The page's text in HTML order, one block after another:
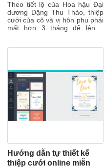
Theo tiết lộ của Hoa hậu Đại
dương Đặng Thu Thảo, thiệp
cưới của cô và vị hôn phu phải
mất hơn 3 tháng để lên ý
Hướng dẫn tự thiết kế
thiệp cưới online miễn